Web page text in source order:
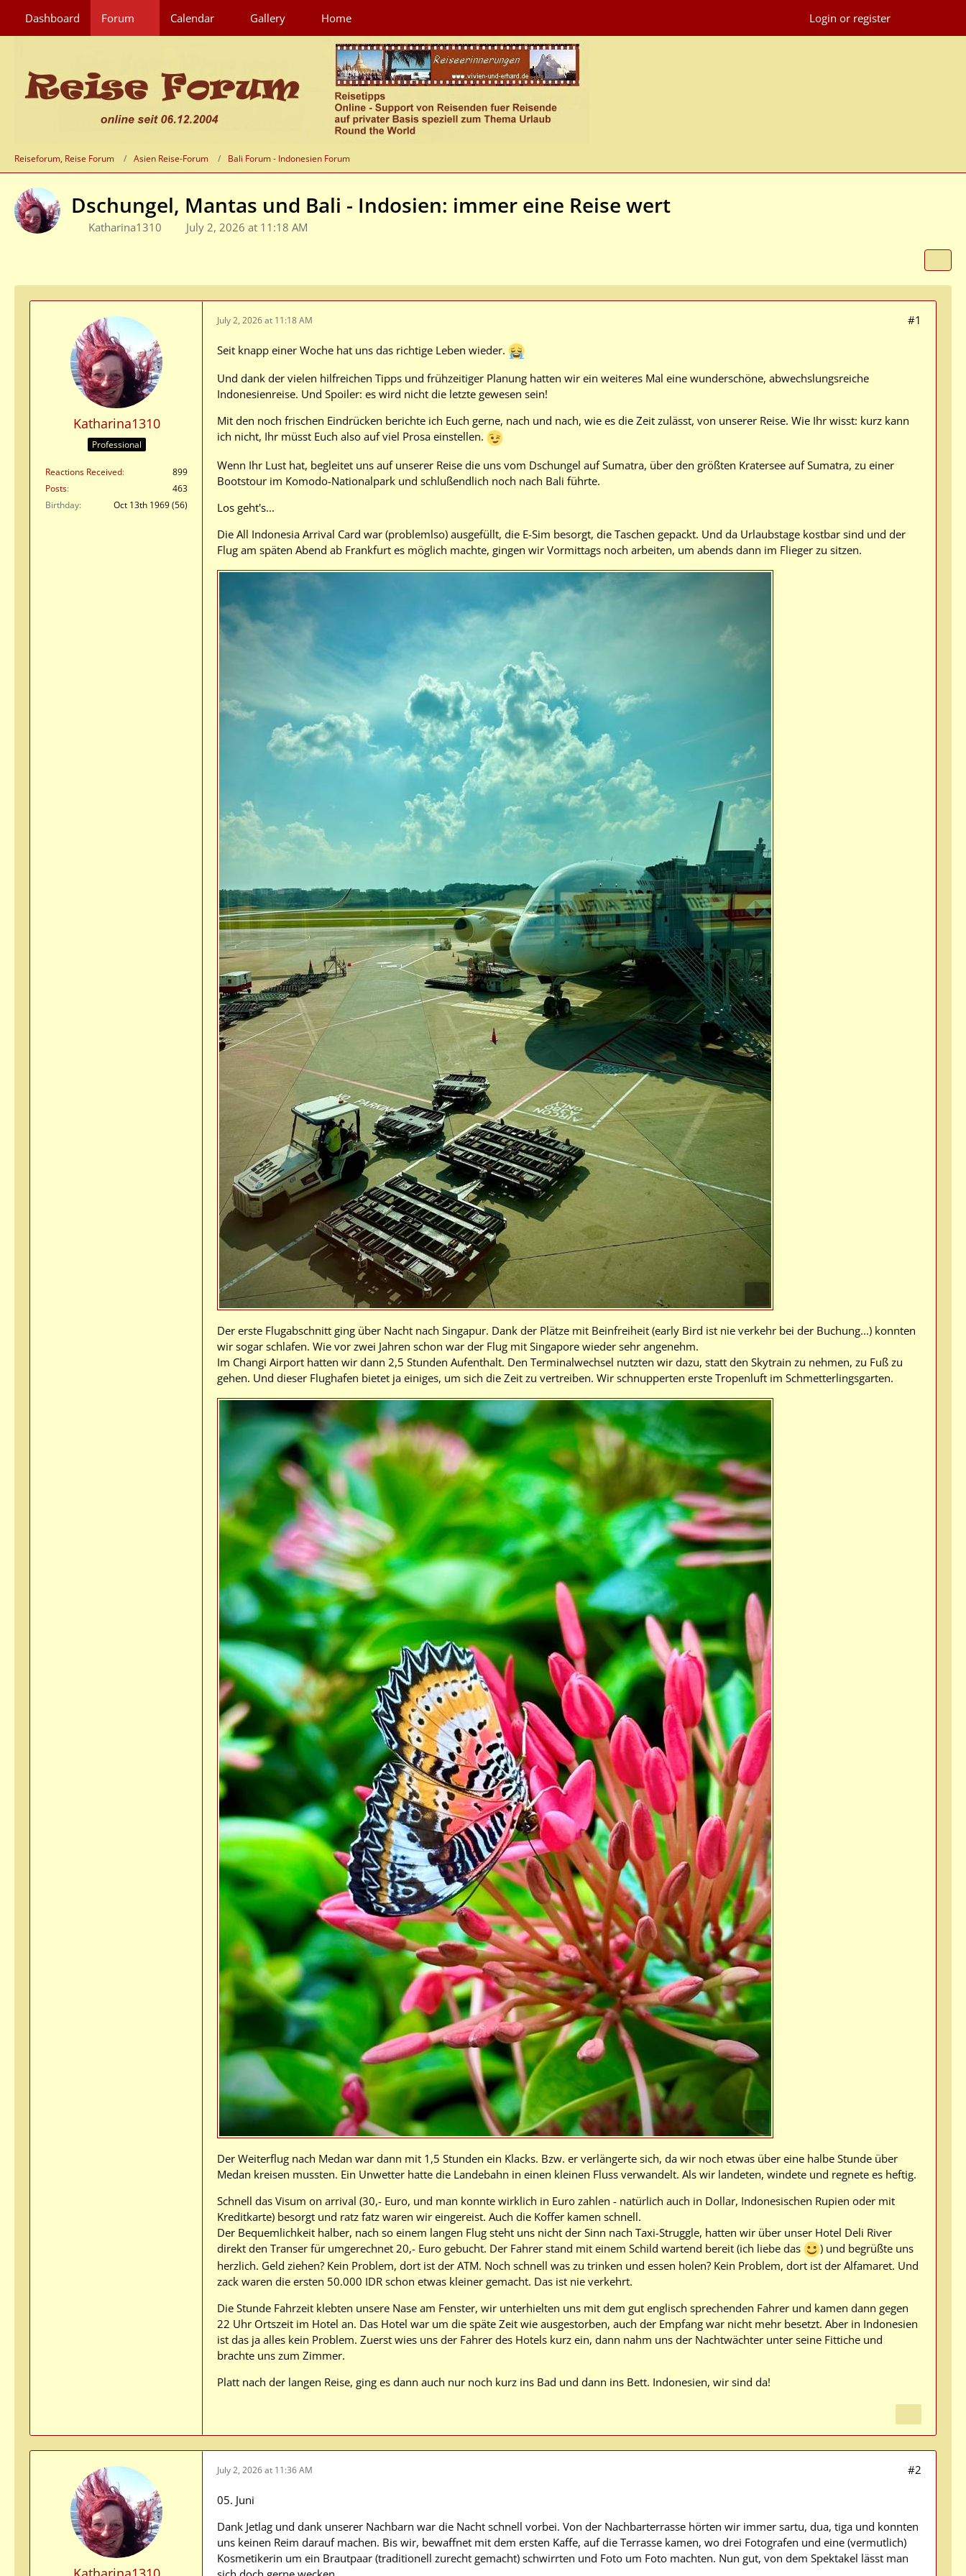
Dashboard Forum Calendar Gallery Home Login or register
Reiseforum, Reise Forum Asien Reise-Forum Bali Forum - Indonesien Forum
Dschungel, Mantas und Bali - Indosien: immer eine Reise wert
Katharina1310 July 2, 2026 at 11:18 AM
Katharina1310
Professional
Reactions Received
899
Posts
463
Birthday
Oct 13th 1969 (56)
July 2, 2026 at 11:18 AM #1
Seit knapp einer Woche hat uns das richtige Leben wieder.
Und dank der vielen hilfreichen Tipps und frühzeitiger Planung hatten wir ein weiteres Mal eine wunderschöne, abwechslungsreiche
Indonesienreise. Und Spoiler: es wird nicht die letzte gewesen sein!
Mit den noch frischen Eindrücken berichte ich Euch gerne, nach und nach, wie es die Zeit zulässt, von unserer Reise. Wie Ihr wisst: kurz kann
ich nicht, Ihr müsst Euch also auf viel Prosa einstellen.
Wenn Ihr Lust hat, begleitet uns auf unserer Reise die uns vom Dschungel auf Sumatra, über den größten Kratersee auf Sumatra, zu einer
Bootstour im Komodo-Nationalpark und schlußendlich noch nach Bali führte.
Los geht's...
Die All Indonesia Arrival Card war (problemlso) ausgefüllt, die E-Sim besorgt, die Taschen gepackt. Und da Urlaubstage kostbar sind und der
Flug am späten Abend ab Frankfurt es möglich machte, gingen wir Vormittags noch arbeiten, um abends dann im Flieger zu sitzen.
Der erste Flugabschnitt ging über Nacht nach Singapur. Dank der Plätze mit Beinfreiheit (early Bird ist nie verkehr bei der Buchung...) konnten
wir sogar schlafen. Wie vor zwei Jahren schon war der Flug mit Singapore wieder sehr angenehm.
Im Changi Airport hatten wir dann 2,5 Stunden Aufenthalt. Den Terminalwechsel nutzten wir dazu, statt den Skytrain zu nehmen, zu Fuß zu
gehen. Und dieser Flughafen bietet ja einiges, um sich die Zeit zu vertreiben. Wir schnupperten erste Tropenluft im Schmetterlingsgarten.
Der Weiterflug nach Medan war dann mit 1,5 Stunden ein Klacks. Bzw. er verlängerte sich, da wir noch etwas über eine halbe Stunde über
Medan kreisen mussten. Ein Unwetter hatte die Landebahn in einen kleinen Fluss verwandelt. Als wir landeten, windete und regnete es heftig.
Schnell das Visum on arrival (30,- Euro, und man konnte wirklich in Euro zahlen - natürlich auch in Dollar, Indonesischen Rupien oder mit
Kreditkarte) besorgt und ratz fatz waren wir eingereist. Auch die Koffer kamen schnell.
Der Bequemlichkeit halber, nach so einem langen Flug steht uns nicht der Sinn nach Taxi-Struggle, hatten wir über unser Hotel Deli River
direkt den Transer für umgerechnet 20,- Euro gebucht. Der Fahrer stand mit einem Schild wartend bereit (ich liebe das
) und begrüßte uns
herzlich. Geld ziehen? Kein Problem, dort ist der ATM. Noch schnell was zu trinken und essen holen? Kein Problem, dort ist der Alfamaret. Und
zack waren die ersten 50.000 IDR schon etwas kleiner gemacht. Das ist nie verkehrt.
Die Stunde Fahrzeit klebten unsere Nase am Fenster, wir unterhielten uns mit dem gut englisch sprechenden Fahrer und kamen dann gegen
22 Uhr Ortszeit im Hotel an. Das Hotel war um die späte Zeit wie ausgestorben, auch der Empfang war nicht mehr besetzt. Aber in Indonesien
ist das ja alles kein Problem. Zuerst wies uns der Fahrer des Hotels kurz ein, dann nahm uns der Nachtwächter unter seine Fittiche und
brachte uns zum Zimmer.
Platt nach der langen Reise, ging es dann auch nur noch kurz ins Bad und dann ins Bett. Indonesien, wir sind da!
July 2, 2026 at 11:36 AM #2
05. Juni
Dank Jetlag und dank unserer Nachbarn war die Nacht schnell vorbei. Von der Nachbarterrasse hörten wir immer sartu, dua, tiga und konnten
uns keinen Reim darauf machen. Bis wir, bewaffnet mit dem ersten Kaffe, auf die Terrasse kamen, wo drei Fotografen und eine (vermutlich)
Kosmetikerin um ein Brautpaar (traditionell zurecht gemacht) schwirrten und Foto um Foto machten. Nun gut, von dem Spektakel lässt man